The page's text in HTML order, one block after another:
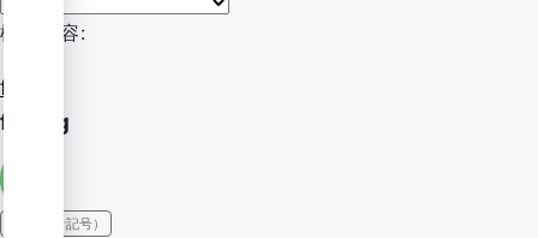
検索内容:
facing
facing
IPA（発音記号）